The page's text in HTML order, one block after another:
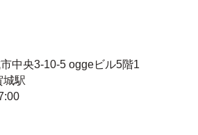
中央3-10-5 oggeビル5階1
城駅